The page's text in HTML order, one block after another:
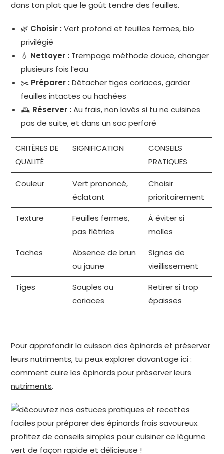
dans ton plat que le goût tendre des feuilles.
🌿 Choisir : Vert profond et feuilles fermes, bio
privilégié
💧 Nettoyer : Trempage méthode douce, changer
plusieurs fois l’eau
✂️ Préparer : Détacher tiges coriaces, garder
feuilles intactes ou hachées
🕰 Réserver : Au frais, non lavés si tu ne cuisines
pas de suite, et dans un sac perforé
CRITÈRES DE
QUALITÉ
SIGNIFICATION
CONSEILS
PRATIQUES
Couleur
Vert prononcé,
éclatant
Choisir
prioritairement
Texture
Feuilles fermes,
pas flétries
À éviter si
molles
Taches
Absence de brun
ou jaune
Signes de
vieillissement
Tiges
Souples ou
coriaces
Retirer si trop
épaisses
Pour approfondir la cuisson des épinards et préserver
leurs nutriments, tu peux explorer davantage ici :
comment cuire les épinards pour préserver leurs
nutriments.